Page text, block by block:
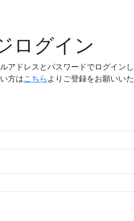
ログイン
アドレスとパスワードでログイン
方はこちらよりご登録をお願いい